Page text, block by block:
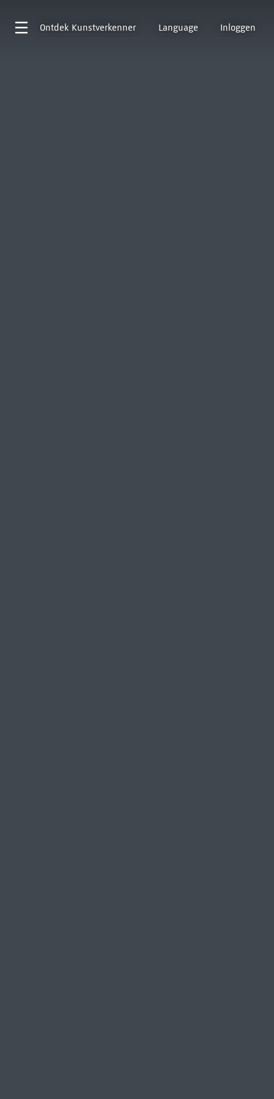
Ontdek Kunstverkenner Language Inloggen